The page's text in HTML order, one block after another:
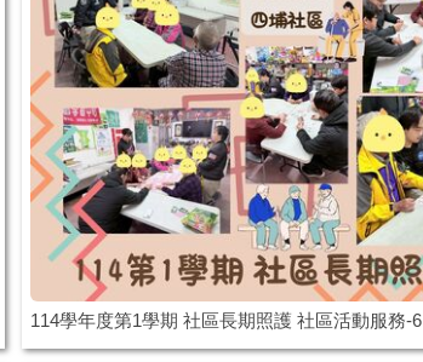
114學年度第1學期 社區長期照護 社區活動服務-6